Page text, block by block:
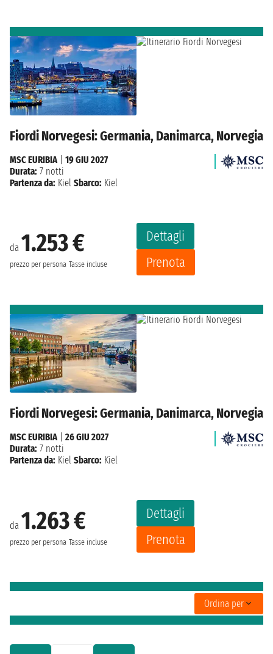
Fiordi Norvegesi: Germania, Danimarca, Norvegia
da 1.253 €
prezzo per persona Tasse incluse
Dettagli
Prenota
MSC EURIBIA| 19 GIU 2027
Durata: 7 notti
Partenza da: Kiel Sbarco: Kiel
Fiordi Norvegesi: Germania, Danimarca, Norvegia
da 1.263 €
prezzo per persona Tasse incluse
Dettagli
Prenota
MSC EURIBIA| 26 GIU 2027
Durata: 7 notti
Partenza da: Kiel Sbarco: Kiel
Ordina per